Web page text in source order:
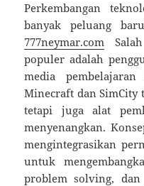
Perkembangan
banyak peluang
777neymar.com
populer adalah
media
Minecraft dan
tetapi juga alat
menyenangkan.
mengintegrasikan
untuk
problem solving, dan